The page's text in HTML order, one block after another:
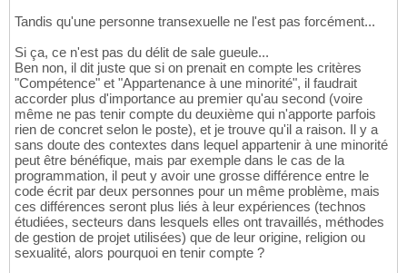
Tandis qu'une personne transexuelle ne l'est pas forcément...
Si ça, ce n'est pas du délit de sale gueule...
Ben non, il dit juste que si on prenait en compte les critères
"Compétence" et "Appartenance à une minorité", il faudrait
accorder plus d'importance au premier qu'au second (voire
même ne pas tenir compte du deuxième qui n'apporte parfois
rien de concret selon le poste), et je trouve qu'il a raison. Il y a
sans doute des contextes dans lequel appartenir à une minorité
peut être bénéfique, mais par exemple dans le cas de la
programmation, il peut y avoir une grosse différence entre le
code écrit par deux personnes pour un même problème, mais
ces différences seront plus liés à leur expériences (technos
étudiées, secteurs dans lesquels elles ont travaillés, méthodes
de gestion de projet utilisées) que de leur origine, religion ou
sexualité, alors pourquoi en tenir compte ?